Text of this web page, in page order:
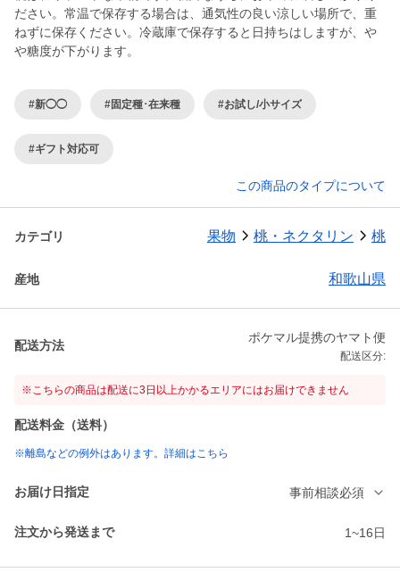
ださい。常温で保存する場合は、通気性の良い涼しい場所で、重
ねずに保存ください。冷蔵庫で保存すると日持ちはしますが、や
や糖度が下がります。
#新◯◯ #固定種･在来種 #お試し/小サイズ
#ギフト対応可
この商品のタイプについて
カテゴリ 果物 桃・ネクタリン 桃
産地 和歌山県
配送方法
ポケマル提携のヤマト便
配送区分:
※こちらの商品は配送に3日以上かかるエリアにはお届けできません
配送料金（送料）
※離島などの例外はあります。詳細はこちら
お届け日指定 事前相談必須
注文から発送まで 1~16日